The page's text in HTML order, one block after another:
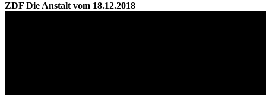
ZDF Die Anstalt vom 18.12.2018